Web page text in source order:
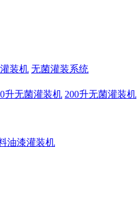
装机 无菌灌装系统
升无菌灌装机 200升无菌灌装机
油漆灌装机